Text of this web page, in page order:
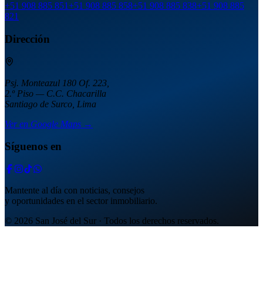
+51 908 885 851+51 908 885 858+51 908 885 838+51 908 885
821
Dirección
Psj. Monteazul 180 Of. 223,
2.º Piso — C.C. Chacarilla
Santiago de Surco, Lima
Ver en Google Maps →
Síguenos en
Mantente al día con noticias, consejos
y oportunidades en el sector inmobiliario.
© 2026 San José del Sur · Todos los derechos reservados.